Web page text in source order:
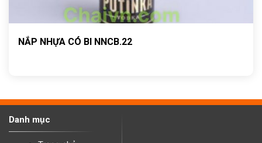
NẮP NHỰA CÓ BI NNCB.22
Danh mục